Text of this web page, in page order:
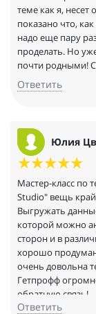
покупаешь
которые нужны.
дорогостоящий),
темы.
Ребятам из
подобной идеи.
теме как я,
показано что,
надо еще пару
проделать. Но
почти родными!
Ответить
Юлия
Мастер-класс по
Studio" вещь
Выгружать
которой можно
сторон и в
хорошо
очень довольна
Гетпрофф
обратную связь!
Ответить